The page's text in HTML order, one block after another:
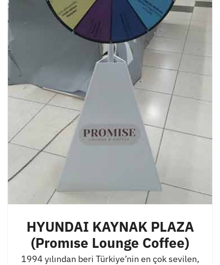
HYUNDAI KAYNAK PLAZA
(Promıse Lounge Coffee)
1994 yılından beri Türkiye’nin en çok sevilen,